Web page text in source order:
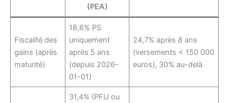
(PEA)
Fiscalité des
gains (après
maturité)
18,6% PS
uniquement
après 5 ans
(depuis 2026-
01-01)
24,7% après 8 ans
(versements < 150 000
euros), 30% au-delà
31,4% (PFU ou